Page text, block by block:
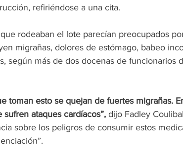
refiriéndose a una cita.
rodeaban el lote parecían preocupados
migrañas, dolores de estómago, babeo
según más de dos docenas de funcionarios
toman esto se quejan de fuertes migrañas.
ataques cardíacos”, dijo Fadley
sobre los peligros de consumir estos